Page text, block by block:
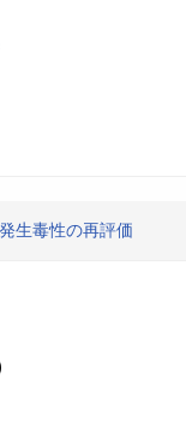
生毒性の再評価